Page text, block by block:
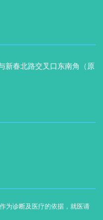
新春北路交叉口东南角（原
为诊断及医疗的依据，就医请